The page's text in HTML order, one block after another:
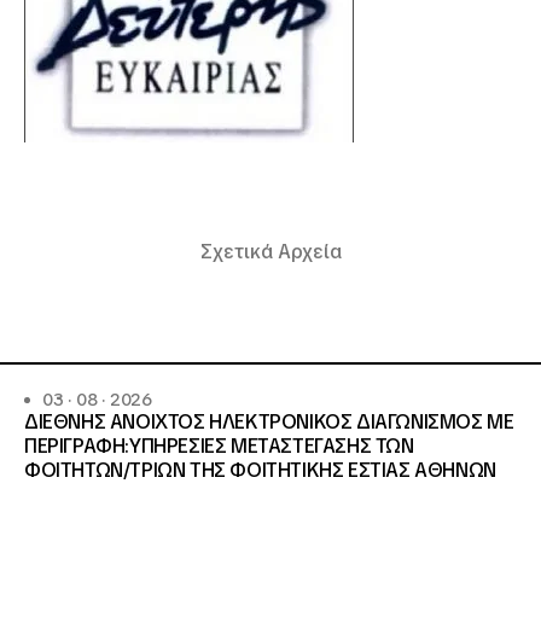
Σχετικά Αρχεία
03 · 08 · 2026
ΔΙΕΘΝΗΣ ΑΝΟΙΧΤΟΣ ΗΛΕΚΤΡΟΝΙΚΟΣ ΔΙΑΓΩΝΙΣΜΟΣ ΜΕ
ΠΕΡΙΓΡΑΦΗ:ΥΠΗΡΕΣΙΕΣ METAΣΤΕΓΑΣΗΣ ΤΩΝ
ΦΟΙΤΗΤΩΝ/ΤΡΙΩΝ ΤΗΣ ΦΟΙΤΗΤΙΚΗΣ ΕΣΤΙΑΣ ΑΘΗΝΩΝ